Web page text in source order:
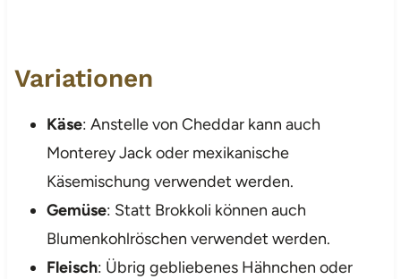
Variationen
Käse: Anstelle von Cheddar kann auch
Monterey Jack oder mexikanische
Käsemischung verwendet werden.
Gemüse: Statt Brokkoli können auch
Blumenkohlröschen verwendet werden.
Fleisch: Übrig gebliebenes Hähnchen oder